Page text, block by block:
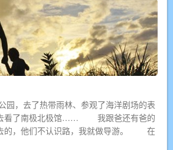
，去了热带雨林、参观了海洋剧场的表
去看了南极北极馆…… 我跟爸还有爸的
的，他们不认识路，我就做导游。 在